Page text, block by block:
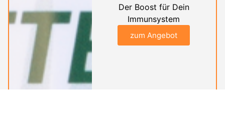
Der Boost für Dein
Immunsystem
zum Angebot